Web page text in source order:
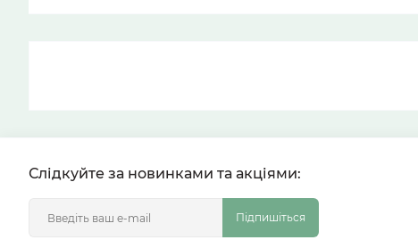
Слідкуйте за новинками та акціями:
Підпишіться